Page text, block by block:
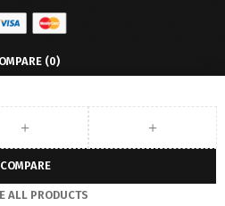
(0)
COMPARE
ALL PRODUCTS